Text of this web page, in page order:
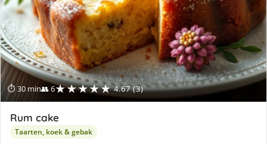
⏱ 30 min👥 6★★★★★ 4.67 (3)
Rum cake
Taarten, koek & gebak